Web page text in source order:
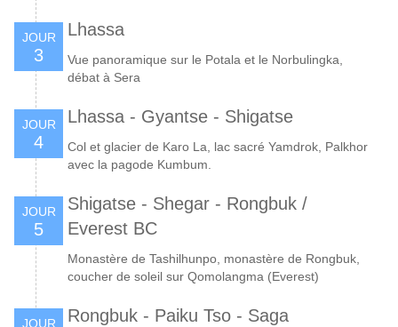
JOUR
3
Lhassa
Vue panoramique sur le Potala et le Norbulingka,
débat à Sera
JOUR
4
Lhassa - Gyantse - Shigatse
Col et glacier de Karo La, lac sacré Yamdrok, Palkhor
avec la pagode Kumbum.
JOUR
5
Shigatse - Shegar - Rongbuk /
Everest BC
Monastère de Tashilhunpo, monastère de Rongbuk,
coucher de soleil sur Qomolangma (Everest)
JOUR Rongbuk - Paiku Tso - Saga